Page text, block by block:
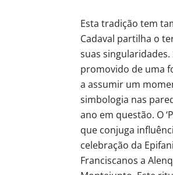
Esta tradição tem
Cadaval partilha o
suas singularidades.
promovido de uma
a assumir um
simbologia nas
ano em questão. O
que conjuga
celebração da
Franciscanos a